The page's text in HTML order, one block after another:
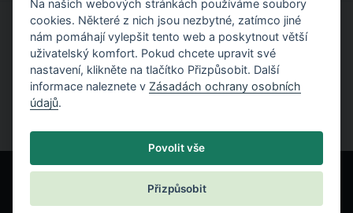
Vyzkoušejte si práci s programy
Vyzkoušet zdarma
Na našich webových stránkách používáme soubory
cookies. Některé z nich jsou nezbytné, zatímco jiné
nám pomáhají vylepšit tento web a poskytnout větší
uživatelský komfort. Pokud chcete upravit své
nastavení, klikněte na tlačítko Přizpůsobit. Další
informace naleznete v Zásadách ochrany osobních
údajů.
Povolit vše
Přizpůsobit